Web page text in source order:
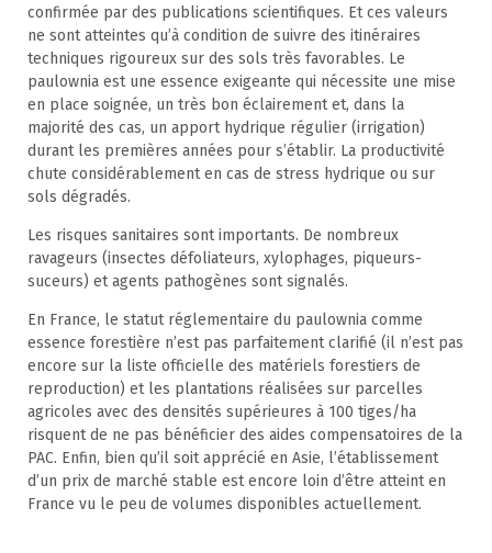
confirmée par des publications scientifiques. Et ces valeurs
ne sont atteintes qu’à condition de suivre des itinéraires
techniques rigoureux sur des sols très favorables. Le
paulownia est une essence exigeante qui nécessite une mise
en place soignée, un très bon éclairement et, dans la
majorité des cas, un apport hydrique régulier (irrigation)
durant les premières années pour s’établir. La productivité
chute considérablement en cas de stress hydrique ou sur
sols dégradés.
Les risques sanitaires sont importants. De nombreux
ravageurs (insectes défoliateurs, xylophages, piqueurs-
suceurs) et agents pathogènes sont signalés.
En France, le statut réglementaire du paulownia comme
essence forestière n’est pas parfaitement clarifié (il n’est pas
encore sur la liste officielle des matériels forestiers de
reproduction) et les plantations réalisées sur parcelles
agricoles avec des densités supérieures à 100 tiges/ha
risquent de ne pas bénéficier des aides compensatoires de la
PAC. Enfin, bien qu’il soit apprécié en Asie, l’établissement
d’un prix de marché stable est encore loin d’être atteint en
France vu le peu de volumes disponibles actuellement.